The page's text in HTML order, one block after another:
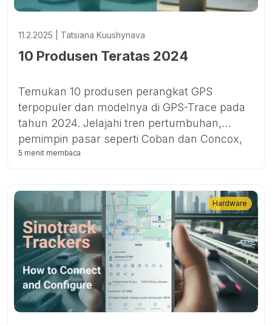
11.2.2025 | Tatsiana Kuushynava
10 Produsen Teratas 2024
Temukan 10 produsen perangkat GPS
terpopuler dan modelnya di GPS-Trace pada
tahun 2024. Jelajahi tren pertumbuhan,
pemimpin pasar seperti Coban dan Concox,
serta merek-merek baru yang membentuk
5 menit membaca
Hardware